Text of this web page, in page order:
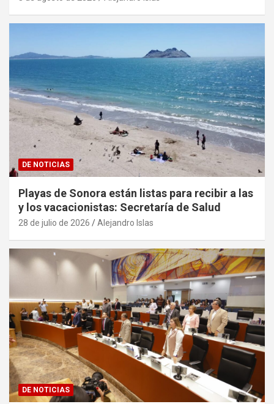
DE NOTICIAS
Playas de Sonora están listas para recibir a las
y los vacacionistas: Secretaría de Salud
28 de julio de 2026 Alejandro Islas
DE NOTICIAS